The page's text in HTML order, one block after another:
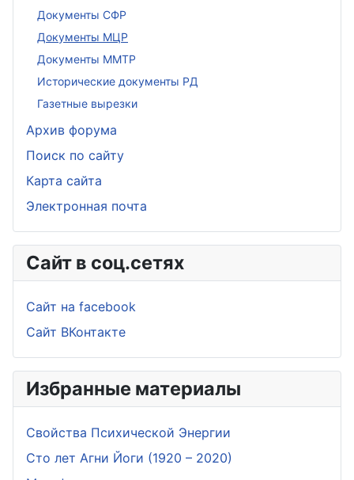
Документы СФР
Документы МЦР
Документы ММТР
Исторические документы РД
Газетные вырезки
Архив форума
Поиск по сайту
Карта сайта
Электронная почта
Сайт в соц.сетях
Сайт на facebook
Сайт ВКонтакте
Избранные материалы
Свойства Психической Энергии
Сто лет Агни Йоги (1920 – 2020)